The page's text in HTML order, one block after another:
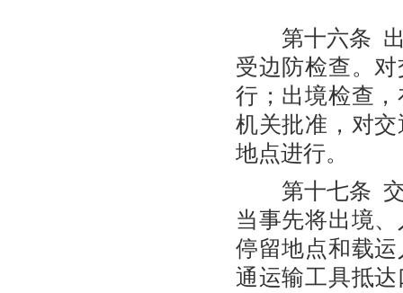
第十六条 出
受边防检查。
行；出境检查
机关批准，对
地点进行。
第十七条 交
当事先将出境
停留地点和载
通运输工具抵